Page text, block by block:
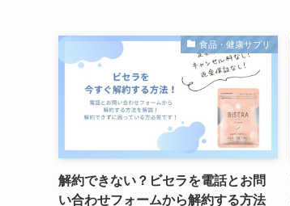
食品・健康サプリ
解約できない？ビセラを電話とお問
い合わせフォームから解約する方法